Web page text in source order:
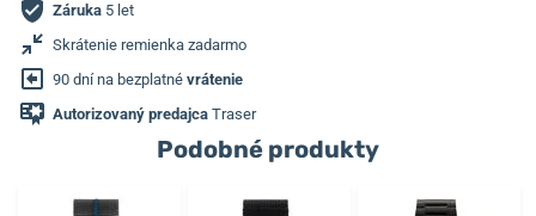
Záruka 5 let
Skrátenie remienka zadarmo
90 dní na bezplatné vrátenie
Autorizovaný predajca Traser
Podobné produkty